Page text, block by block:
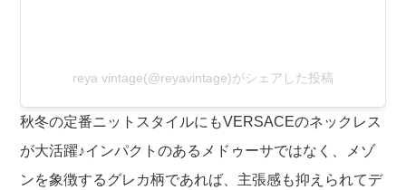
reya vintage(@reyavintage)がシェアした投稿
秋冬の定番ニットスタイルにもVERSACEのネックレス
が大活躍♪インパクトのあるメドゥーサではなく、メゾ
ンを象徴するグレカ柄であれば、主張感も抑えられてデ